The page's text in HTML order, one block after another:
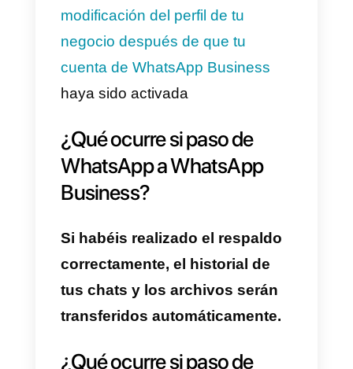
servirán para ajustar la estrategia
de tu empresa: tiempos de
respuesta, volumen de los chats
en tiempo real, etiquetas y
más.
¿Puedo pasar de
WhatsApp a WhatsApp
Business?
Sí, es posible. Transferir la
cuenta de WhatsApp a